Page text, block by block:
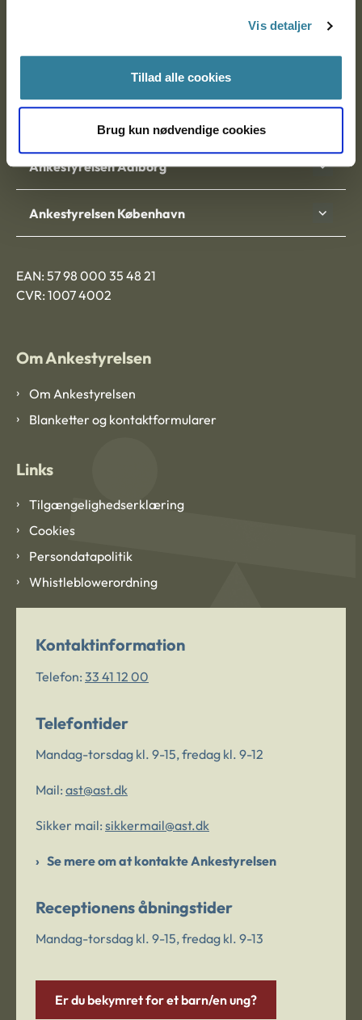
Vis detaljer
Tillad alle cookies
Brug kun nødvendige cookies
9000 Aalborg
Ankestyrelsen Aalborg
Ankestyrelsen København
EAN: 57 98 000 35 48 21
CVR: 1007 4002
Om Ankestyrelsen
Om Ankestyrelsen
Blanketter og kontaktformularer
Links
Tilgængelighedserklæring
Cookies
Persondatapolitik
Whistleblowerordning
Kontaktinformation
Telefon: 33 41 12 00
Telefontider
Mandag-torsdag kl. 9-15, fredag kl. 9-12
Mail: ast@ast.dk
Sikker mail: sikkermail@ast.dk
Se mere om at kontakte Ankestyrelsen
Receptionens åbningstider
Mandag-torsdag kl. 9-15, fredag kl. 9-13
Er du bekymret for et barn/en ung?